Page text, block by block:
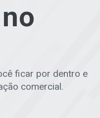
ficar por dentro e
comercial.